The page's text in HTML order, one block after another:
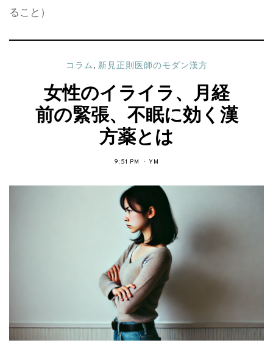
ること）
コラム, 新見正則医師のモダン漢方
女性のイライラ、月経
前の緊張、不眠に効く漢
方薬とは
9:51 PM YM